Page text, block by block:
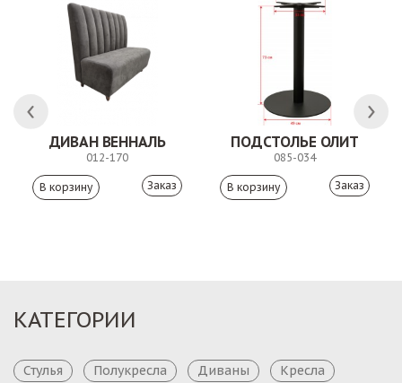
ДИВАН ВЕННАЛЬ
012-170
Заказ
ПОДСТОЛЬЕ ОЛИТ
085-034
Заказ
КАТЕГОРИИ
Стулья Полукресла Диваны
Кресла